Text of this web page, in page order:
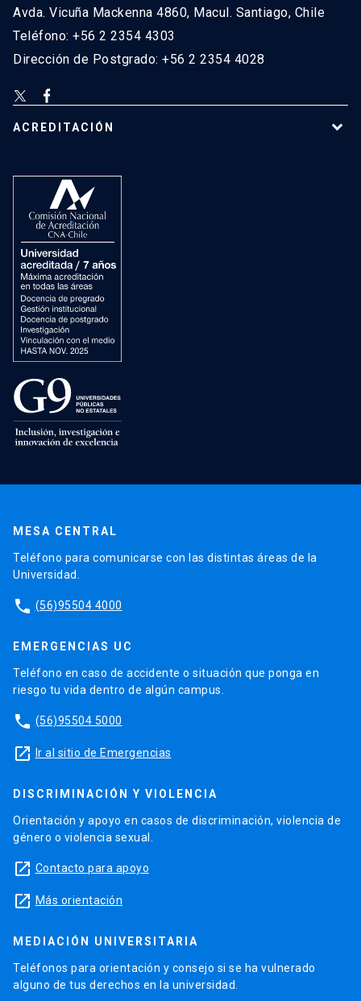
Avda. Vicuña Mackenna 4860, Macul. Santiago, Chile
Teléfono: +56 2 2354 4303
Dirección de Postgrado: +56 2 2354 4028
ACREDITACIÓN
MESA CENTRAL
Teléfono para comunicarse con las distintas áreas de la
Universidad.
phone (56)95504 4000
EMERGENCIAS UC
Teléfono en caso de accidente o situación que ponga en
riesgo tu vida dentro de algún campus.
phone (56)95504 5000
launch Ir al sitio de Emergencias
DISCRIMINACIÓN Y VIOLENCIA
Orientación y apoyo en casos de discriminación, violencia de
género o violencia sexual.
launch Contacto para apoyo
launch Más orientación
MEDIACIÓN UNIVERSITARIA
Teléfonos para orientación y consejo si se ha vulnerado
alguno de tus derechos en la universidad.